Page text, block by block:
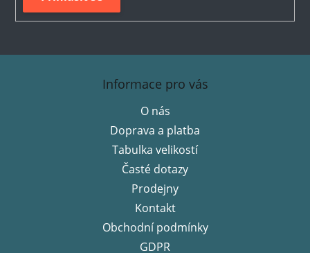
Informace pro vás
O nás
Doprava a platba
Tabulka velikostí
Časté dotazy
Prodejny
Kontakt
Obchodní podmínky
GDPR